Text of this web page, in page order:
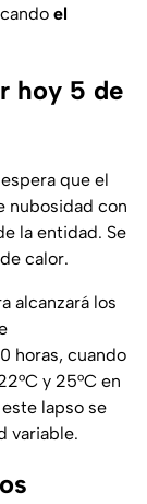
el
hoy 5 de
que el
nubosidad con
la entidad. Se
calor.
alcanzará los
horas, cuando
y 25°C en
lapso se
variable.